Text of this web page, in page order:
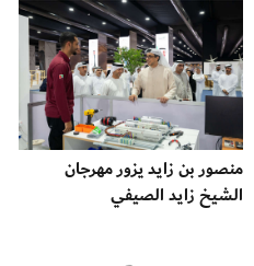
منصور بن زايد يزور مهرجان
الشيخ زايد الصيفي